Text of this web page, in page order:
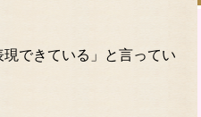
できている」と言ってい